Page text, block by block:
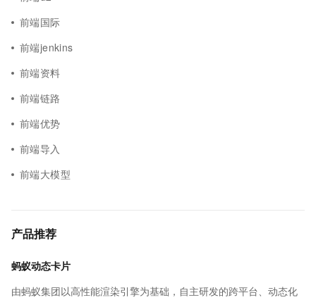
前端国际
前端jenkins
前端资料
前端链路
前端优势
前端导入
前端大模型
产品推荐
蚂蚁动态卡片
由蚂蚁集团以高性能渲染引擎为基础，自主研发的跨平台、动态化